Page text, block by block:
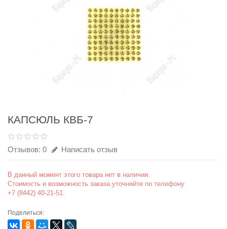
КАПСЮЛЬ КВБ-7
Отзывов: 0 Написать отзыв
В данный момент этого товара нет в наличии.
Стоимость и возможность заказа уточняйте по телефону
+7 (8442) 40-21-51.
Поделиться: